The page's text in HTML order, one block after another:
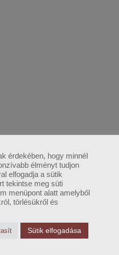
érdekében, hogy minnél
élményt tudjon
elfogadja a sütik
tekintse meg süti
menüpont alatt amelyből
törlésükről és
Sütik elfogadása